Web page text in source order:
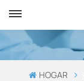
HOGAR